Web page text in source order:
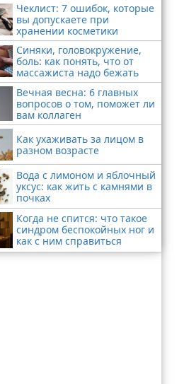
Чеклист: 7 ошибок, которые
вы допускаете при
хранении косметики
Синяки, головокружение,
боль: как понять, что от
массажиста надо бежать
Вечная весна: 6 главных
вопросов о том, поможет ли
вам коллаген
Как ухаживать за лицом в
разном возрасте
Вода с лимоном и яблочный
уксус: как жить с камнями в
почках
Когда не спится: что такое
синдром беспокойных ног и
как с ним справиться